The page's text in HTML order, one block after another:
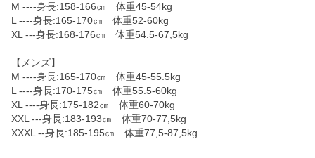
M ----身長:158-166㎝ 体重45-54kg
L ----身長:165-170㎝ 体重52-60kg
XL ---身長:168-176㎝ 体重54.5-67,5kg
【メンズ】
M ----身長:165-170㎝ 体重45-55.5kg
L ----身長:170-175㎝ 体重55.5-60kg
XL ----身長:175-182㎝ 体重60-70kg
XXL ---身長:183-193㎝ 体重70-77,5kg
XXXL --身長:185-195㎝ 体重77,5‐87,5kg